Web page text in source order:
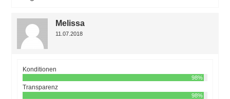
Melissa
11.07.2018
Konditionen
98%
Transparenz
98%